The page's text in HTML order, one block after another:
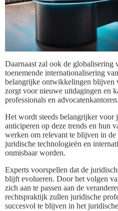
Daarnaast zal ook de globalisering
toenemende internationalisering
belangrijke ontwikkelingen blijven
zorgt voor nieuwe uitdagingen en
professionals en advocatenkantoren.
Het wordt steeds belangrijker voor
anticiperen op deze trends en hun
werken om relevant te blijven in
juridische technologieën en
onmisbaar worden.
Experts voorspellen dat de
blijft evolueren. Door het volgen
zich aan te passen aan de
rechtspraktijk zullen juridische
succesvol te blijven in het